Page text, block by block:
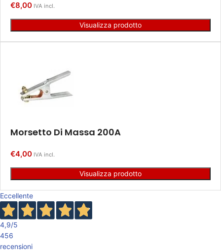
€8,00 IVA incl.
Visualizza prodotto
Morsetto Di Massa 200A
€4,00 IVA incl.
Visualizza prodotto
Eccellente
4,9/5
456
recensioni